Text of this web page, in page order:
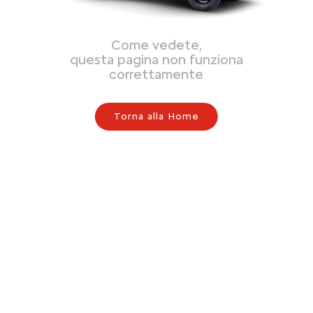
Come vedete,
questa pagina non funziona
correttamente
Torna alla Home